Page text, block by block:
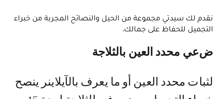
نقدم لك سيدتي مجموعة من الحيل والنصائح المجربة من خبراء
التجميل للحفاظ على جمالك.
ضعي محدد العين بالثلاجة
لثبات محدد العين أو ما يعرف بالآيلاينر ينصح